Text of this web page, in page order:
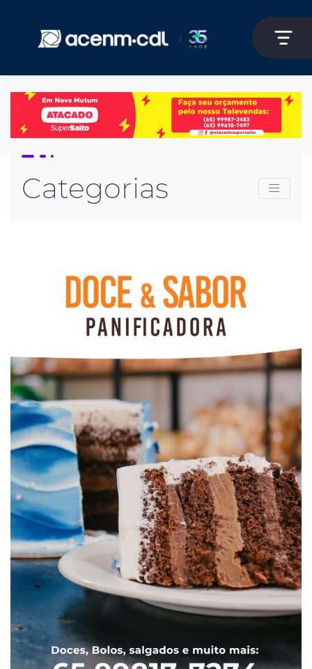
Categorias